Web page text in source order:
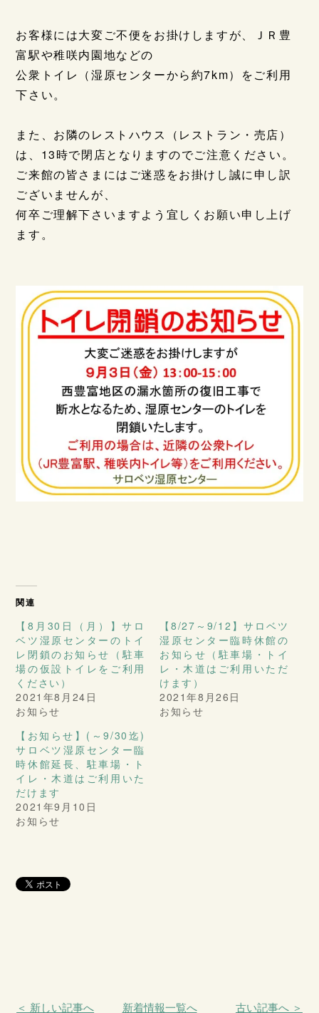
お客様には大変ご不便をお掛けしますが、ＪＲ豊
富駅や稚咲内園地などの
公衆トイレ（湿原センターから約7km）をご利用
下さい。
また、お隣のレストハウス（レストラン・売店）
は、13時で閉店となりますのでご注意ください。
ご来館の皆さまにはご迷惑をお掛けし誠に申し訳
ございませんが、
何卒ご理解下さいますよう宜しくお願い申し上げ
ます。
関連
【8月30日（月）】サロ
ベツ湿原センターのトイ
レ閉鎖のお知らせ（駐車
場の仮設トイレをご利用
ください）
2021年8月24日
お知らせ
【8/27～9/12】サロベツ
湿原センター臨時休館の
お知らせ（駐車場・トイ
レ・木道はご利用いただ
けます）
2021年8月26日
お知らせ
【お知らせ】(～9/30迄)
サロベツ湿原センター臨
時休館延長、駐車場・ト
イレ・木道はご利用いた
だけます
2021年9月10日
お知らせ
＜ 新しい記事へ 新着情報一覧へ 古い記事へ ＞